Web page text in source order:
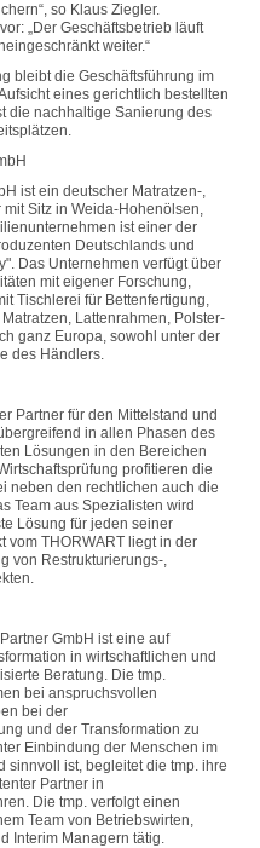
so Klaus Ziegler.
„Der Geschäftsbetrieb läuft
weiter.“
bleibt die Geschäftsführung im
eines gerichtlich bestellten
die nachhaltige Sanierung des
ist ein deutscher Matratzen-,
Sitz in Weida-Hohenölsen,
ist einer der
Deutschlands und
Das Unternehmen verfügt über
mit eigener Forschung,
Tischlerei für Bettenfertigung,
Lattenrahmen, Polster-
ganz Europa, sowohl unter der
des Händlers.
Partner für den Mittelstand und
in allen Phasen des
Lösungen in den Bereichen
profitieren die
neben den rechtlichen auch die
Team aus Spezialisten wird
Lösung für jeden seiner
vom THORWART liegt in der
von Restrukturierungs-,
GmbH ist eine auf
in wirtschaftlichen und
Beratung. Die tmp.
bei anspruchsvollen
bei der
und der Transformation zu
Einbindung der Menschen im
sinnvoll ist, begleitet die tmp. ihre
Partner in
Die tmp. verfolgt einen
Team von Betriebswirten,
Interim Managern tätig.